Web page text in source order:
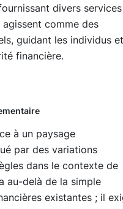
divers services
comme des
guidant les individus et
financière.
à un paysage
par des variations
dans le contexte de
au-delà de la simple
existantes ; il